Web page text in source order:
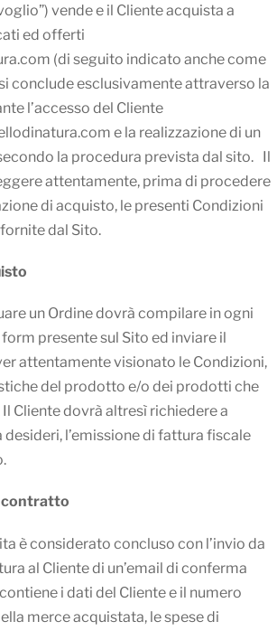
vende e il Cliente acquista a
ed offerti
(di seguito indicato anche come
conclude esclusivamente attraverso la
l’accesso del Cliente
e la realizzazione di un
la procedura prevista dal sito. Il
attentamente, prima di procedere
di acquisto, le presenti Condizioni
dal Sito.
un Ordine dovrà compilare in ogni
presente sul Sito ed inviare il
attentamente visionato le Condizioni,
del prodotto e/o dei prodotti che
Cliente dovrà altresì richiedere a
desideri, l’emissione di fattura fiscale
contratto
è considerato concluso con l’invio da
al Cliente di un’email di conferma
i dati del Cliente e il numero
merce acquistata, le spese di